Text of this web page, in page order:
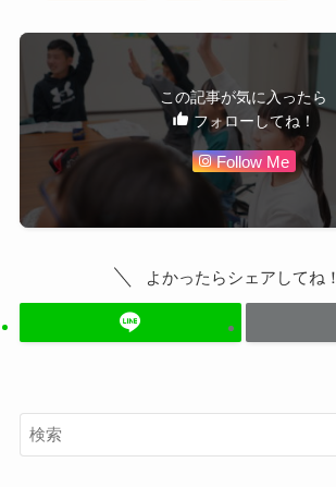
この記事が気に入ったら
フォローしてね！
Follow Me
よかったらシェアしてね！